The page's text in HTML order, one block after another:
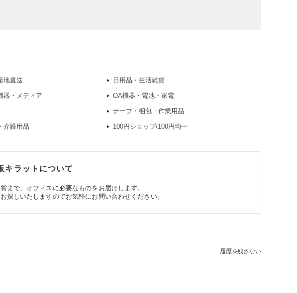
地直送 日用品・生活雑貨
器・メディア OA機器・電池・家電
テープ・梱包・作業用品
介護用品 100円ショップ/100円均一
キラットについて
まで、オフィスに必要なものをお届けします。
探しいたしますのでお気軽にお問い合わせください。
履歴を残さない